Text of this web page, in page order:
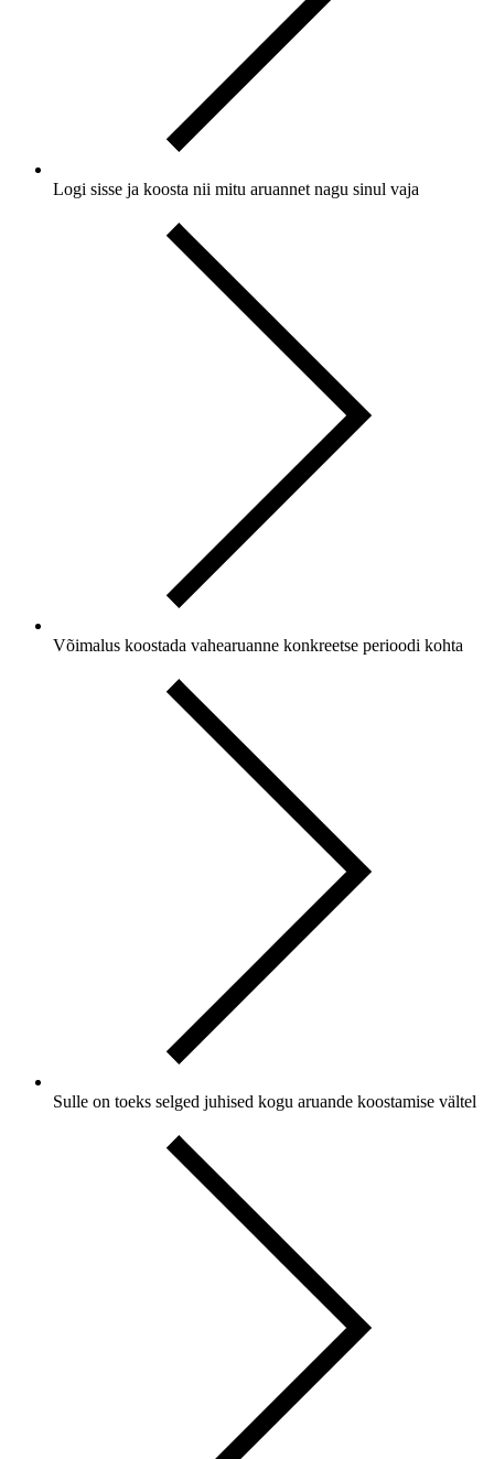
Logi sisse ja koosta nii mitu aruannet nagu sinul vaja
Võimalus koostada vahearuanne konkreetse perioodi kohta
Sulle on toeks selged juhised kogu aruande koostamise vältel